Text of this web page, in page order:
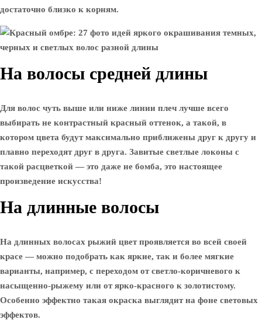
достаточно близко к корням.
На волосы средней длины
Для волос чуть выше или ниже линии плеч лучше всего
выбирать не контрастный красный оттенок, а такой, в
котором цвета будут максимально приближены друг к другу и
плавно переходят друг в друга. Завитые светлые локоны с
такой расцветкой — это даже не бомба, это настоящее
произведение искусства!
На длинные волосы
На длинных волосах рыжий цвет проявляется во всей своей
красе — можно подобрать как яркие, так и более мягкие
варианты, например, с переходом от светло-коричневого к
насыщенно-рыжему или от ярко-красного к золотистому.
Особенно эффектно такая окраска выглядит на фоне световых
эффектов.